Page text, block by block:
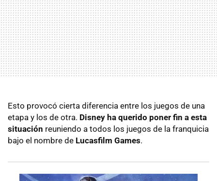
Esto provocó cierta diferencia entre los juegos de una
etapa y los de otra. Disney ha querido poner fin a esta
situación reuniendo a todos los juegos de la franquicia
bajo el nombre de Lucasfilm Games.